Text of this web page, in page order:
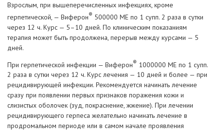
Взрослым, при вышеперечисленных инфекциях, кроме
герпетической, — Виферон® 500000 МЕ по 1 супп. 2 раза в сутки
через 12 ч. Курс — 5–10 дней. По клиническим показаниям
терапия может быть продолжена, перерыв между курсами — 5
дней.
При герпетической инфекции — Виферон® 1000000 МЕ по 1 супп.
2 раза в сутки через 12 ч. Курс лечения — 10 дней и более — при
рецидивирующей инфекции. Рекомендуется начинать лечение
сразу при появлении первых признаков поражения кожи и
слизистых оболочек (зуд, покраснение, жжение). При лечении
рецидивирующего герпеса желательно начинать лечение в
продромальном периоде или в самом начале проявления